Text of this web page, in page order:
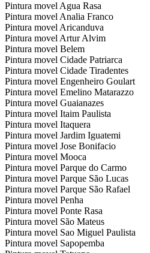
Pintura movel Agua Rasa
Pintura movel Analia Franco
Pintura movel Aricanduva
Pintura movel Artur Alvim
Pintura movel Belem
Pintura movel Cidade Patriarca
Pintura movel Cidade Tiradentes
Pintura movel Engenheiro Goulart
Pintura movel Emelino Matarazzo
Pintura movel Guaianazes
Pintura movel Itaim Paulista
Pintura movel Itaquera
Pintura movel Jardim Iguatemi
Pintura movel Jose Bonifacio
Pintura movel Mooca
Pintura movel Parque do Carmo
Pintura movel Parque São Lucas
Pintura movel Parque São Rafael
Pintura movel Penha
Pintura movel Ponte Rasa
Pintura movel São Mateus
Pintura movel Sao Miguel Paulista
Pintura movel Sapopemba